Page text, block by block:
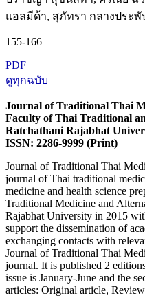
แอลมีด้า, สุภัทรา กลางประพั
155-166
PDF
ดูทุกฉบับ
Journal of Traditional Thai
Faculty of Thai Traditional
Ratchathani Rajabhat
ISSN: 2286-9999 (Print)
Journal of Traditional Thai
journal of Thai traditional
medicine and health science
Traditional Medicine and
Rajabhat University in 2015
support the dissemination of
exchanging contacts with
Journal of Traditional Thai
journal. It is published 2
issue is January-June and the
articles: Original article,